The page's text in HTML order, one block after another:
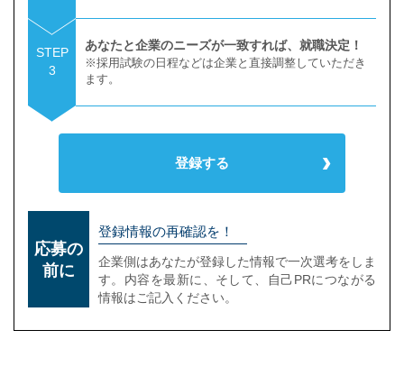
STEP
3
あなたと企業のニーズが一致すれば、就職決定！
※採用試験の日程などは企業と直接調整していただき
ます。
登録する
応募の
前に
登録情報の再確認を！
企業側はあなたが登録した情報で一次選考をしま
す。内容を最新に、そして、自己PRにつながる
情報はご記入ください。